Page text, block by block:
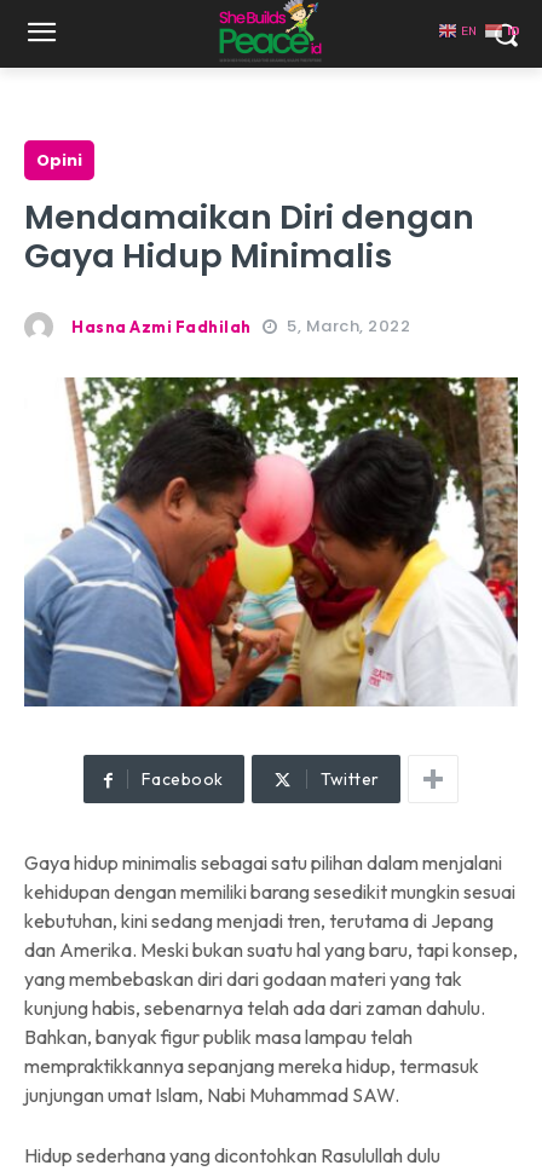
Opini
Mendamaikan Diri dengan
Gaya Hidup Minimalis
Hasna Azmi Fadhilah 5, March, 2022
Facebook Twitter
Gaya hidup minimalis sebagai satu pilihan dalam menjalani
kehidupan dengan memiliki barang sesedikit mungkin sesuai
kebutuhan, kini sedang menjadi tren, terutama di Jepang
dan Amerika. Meski bukan suatu hal yang baru, tapi konsep,
yang membebaskan diri dari godaan materi yang tak
kunjung habis, sebenarnya telah ada dari zaman dahulu.
Bahkan, banyak figur publik masa lampau telah
mempraktikkannya sepanjang mereka hidup, termasuk
junjungan umat Islam, Nabi Muhammad SAW.
Hidup sederhana yang dicontohkan Rasulullah dulu
EN ID